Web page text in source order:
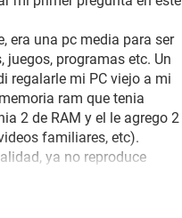
era una pc media para ser
programas etc. Un
regalarle mi PC viejo a mi
ram que tenia
2 de RAM y el le agrego 2
familiares, etc).
ya no reproduce
que no me habia